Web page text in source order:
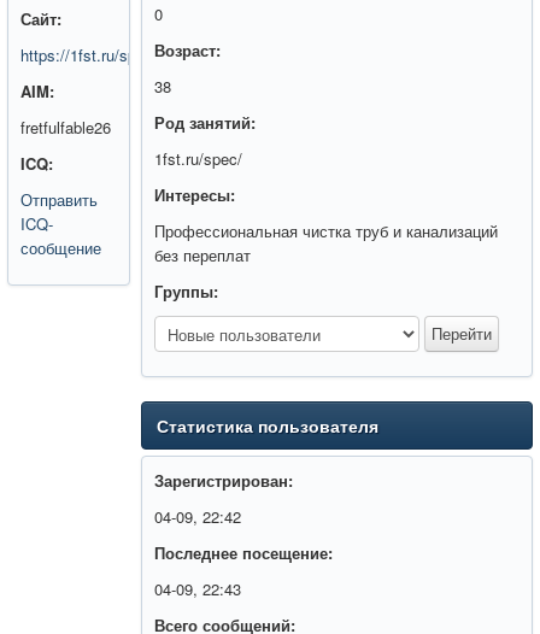
Сайт:
https://1fst.ru/spec/
AIM:
fretfulfable26
ICQ:
Отправить
ICQ-
сообщение
0
Возраст:
38
Род занятий:
1fst.ru/spec/
Интересы:
Профессиональная чистка труб и канализаций
без переплат
Группы:
Статистика пользователя
Зарегистрирован:
04-09, 22:42
Последнее посещение:
04-09, 22:43
Всего сообщений: